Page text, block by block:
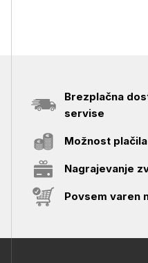
Brezplačna
servise
Možnost
Nagrajevanje
Povsem varen